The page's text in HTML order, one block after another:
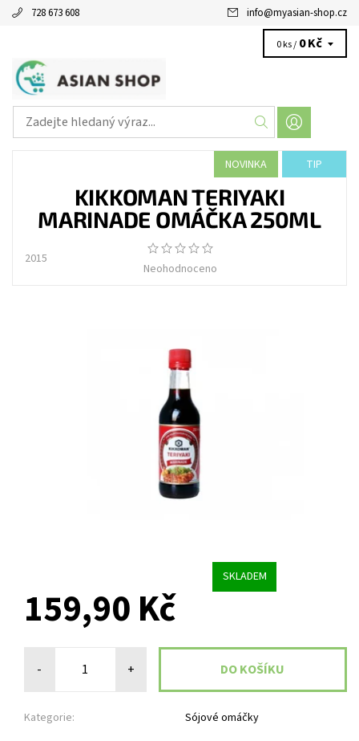
728 673 608 info@myasian-shop.cz
0 ks / 0 Kč
NOVINKA TIP
KIKKOMAN TERIYAKI
MARINADE OMÁČKA 250ML
2015
Neohodnoceno
SKLADEM
159,90 Kč
- +
Kategorie: Sójové omáčky